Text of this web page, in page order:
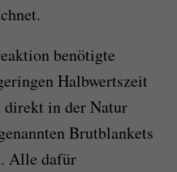
benötigte
Halbwertszeit
direkt in der Natur
Brutblankets
Alle dafür